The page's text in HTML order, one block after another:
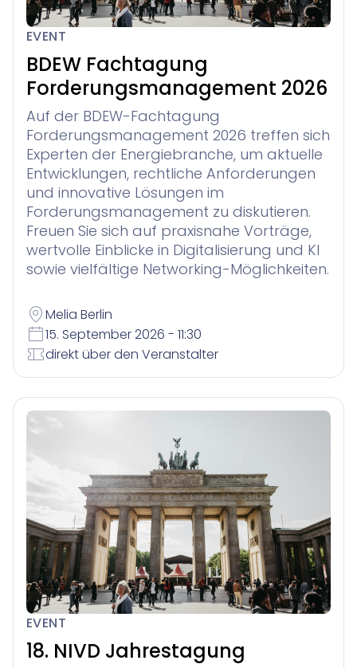
EVENT
BDEW Fachtagung
Forderungsmanagement 2026
Auf der BDEW-Fachtagung
Forderungsmanagement 2026 treffen sich
Experten der Energiebranche, um aktuelle
Entwicklungen, rechtliche Anforderungen
und innovative Lösungen im
Forderungsmanagement zu diskutieren.
Freuen Sie sich auf praxisnahe Vorträge,
wertvolle Einblicke in Digitalisierung und KI
sowie vielfältige Networking-Möglichkeiten.
Melia Berlin
15. September 2026 - 11:30
direkt über den Veranstalter
EVENT
18. NIVD Jahrestagung